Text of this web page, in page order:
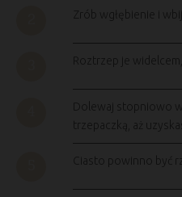
Zrób wgłębienie i
Roztrzep je
Dolewaj stopniowo
trzepaczką, aż
Ciasto powinno być